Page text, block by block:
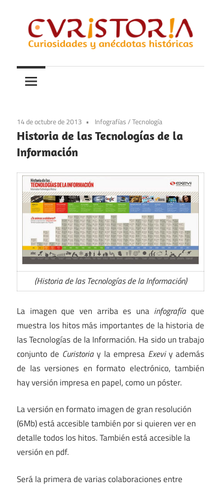
contenido
Curistoria
y
anécdotas
historia
14 de octubre de 2013 Infografías/Tecnología
Historia de las Tecnologías de la
Información
(Historia de las Tecnologías de la Información)
La imagen que ven arriba es una infografía que
muestra los hitos más importantes de la historia de
las Tecnologías de la Información. Ha sido un trabajo
conjunto de Curistoria y la empresa Exeviy además
de las versiones en formato electrónico, también
hay versión impresa en papel, como un póster.
La versión en formato imagen de gran resolución
(6Mb) está accesible también por si quieren ver en
detalle todos los hitos. También está accesible la
versión en pdf.
Será la primera de varias colaboraciones entre